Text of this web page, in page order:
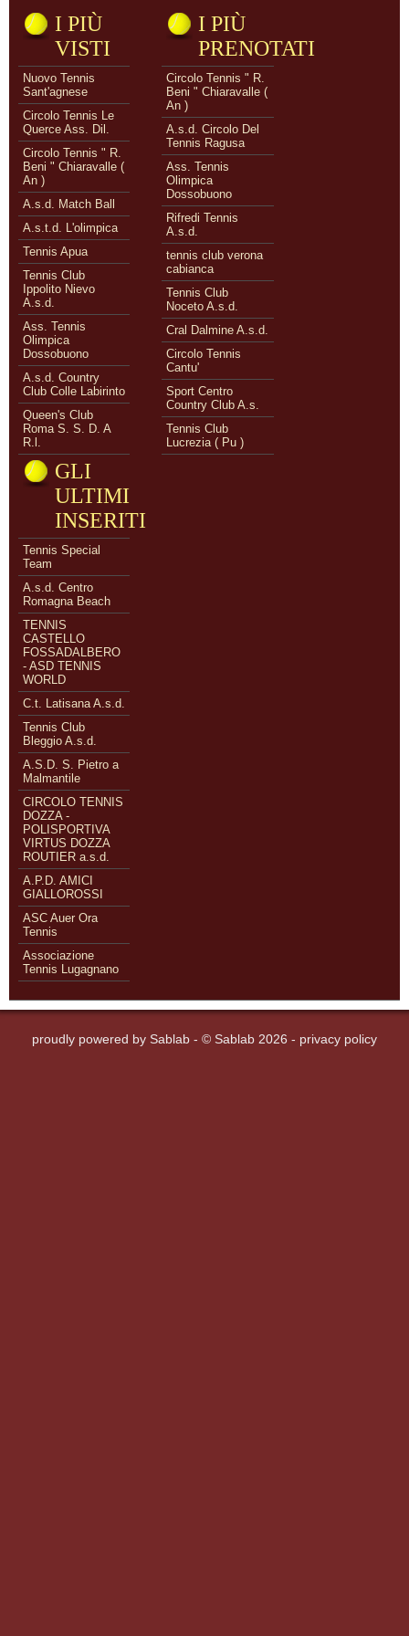
I PIÙ
VISTI
Nuovo Tennis
Sant'agnese
Circolo Tennis Le
Querce Ass. Dil.
Circolo Tennis " R.
Beni " Chiaravalle (
An )
A.s.d. Match Ball
A.s.t.d. L'olimpica
Tennis Apua
Tennis Club
Ippolito Nievo
A.s.d.
Ass. Tennis
Olimpica
Dossobuono
A.s.d. Country
Club Colle Labirinto
Queen's Club
Roma S. S. D. A
R.l.
I PIÙ
PRENOTATI
Circolo Tennis " R.
Beni " Chiaravalle (
An )
A.s.d. Circolo Del
Tennis Ragusa
Ass. Tennis
Olimpica
Dossobuono
Rifredi Tennis
A.s.d.
tennis club verona
cabianca
Tennis Club
Noceto A.s.d.
Cral Dalmine A.s.d.
Circolo Tennis
Cantu'
Sport Centro
Country Club A.s.
Tennis Club
Lucrezia ( Pu )
GLI
ULTIMI
INSERITI
Tennis Special
Team
A.s.d. Centro
Romagna Beach
TENNIS
CASTELLO
FOSSADALBERO
- ASD TENNIS
WORLD
C.t. Latisana A.s.d.
Tennis Club
Bleggio A.s.d.
A.S.D. S. Pietro a
Malmantile
CIRCOLO TENNIS
DOZZA -
POLISPORTIVA
VIRTUS DOZZA
ROUTIER a.s.d.
A.P.D. AMICI
GIALLOROSSI
ASC Auer Ora
Tennis
Associazione
Tennis Lugagnano
proudly powered by Sablab - © Sablab 2026 - privacy policy